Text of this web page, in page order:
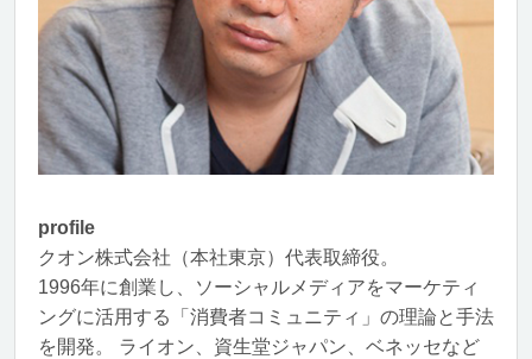
profile
クオン株式会社（本社東京）代表取締役。
1996年に創業し、ソーシャルメディアをマーケティ
ングに活用する「消費者コミュニティ」の理論と手法
を開発。 ライオン、資生堂ジャパン、ベネッセなど